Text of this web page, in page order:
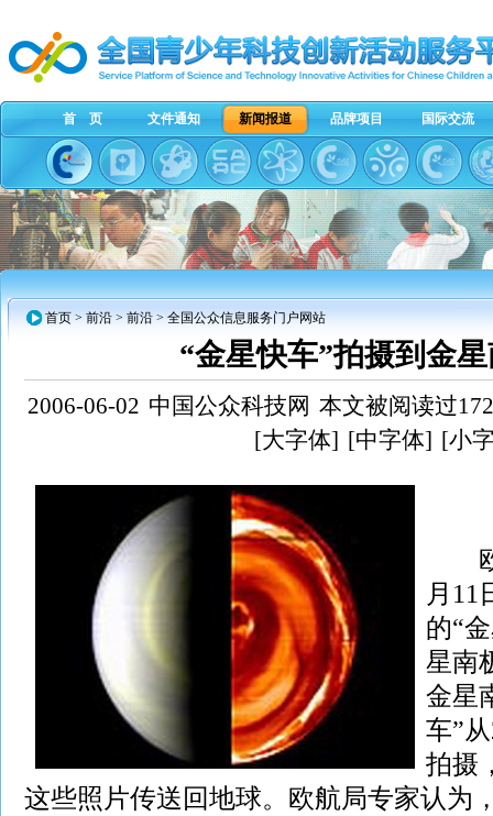
首 页 文件通知 新闻报道 品牌项目 国际交流
首页 > 前沿 > 前沿 > 全国公众信息服务门户网站
“金星快车”拍摄到金
2006-06-02 中国公众科技网 本文被阅读过
[大字体] [中字体] [小
欧
月11
的“
星南
金星
车”
拍摄
这些照片传送回地球。欧航局专家认为